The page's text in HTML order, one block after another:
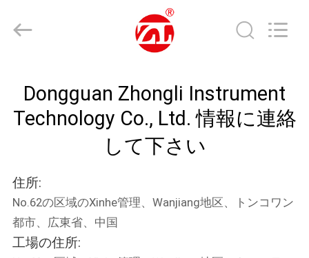
プ
ダ
ク
ト
Dongguan
Zhongli
Reserved.Dongguan Zhongli Instrument
Technology Co., Ltd. 情報に連絡
して下さい
住所:
No.62の区域のXinhe管理、Wanjiang地区、トンコワン
都市、広東省、中国
工場の住所: